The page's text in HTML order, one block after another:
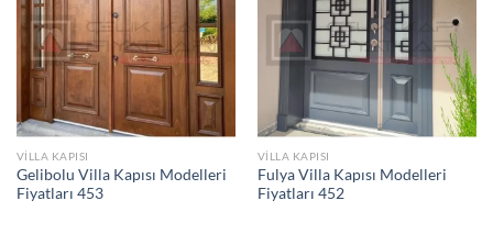
VILLA KAPISI
Gelibolu Villa Kapısı Modelleri
Fiyatları 453
VILLA KAPISI
Fulya Villa Kapısı Modelleri
Fiyatları 452